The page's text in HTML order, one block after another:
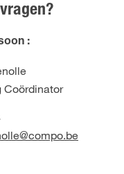
:
Coördinator